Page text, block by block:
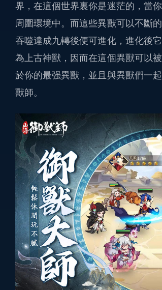
界，在這個世界裏你是迷茫的，當
周圍環境中。而這些異獸可以不斷
吞噬達成九轉後便可進化，進化後
為上古神獸，因而在這個異獸可以
於你的最强異獸，並且與異獸們一
獸師。